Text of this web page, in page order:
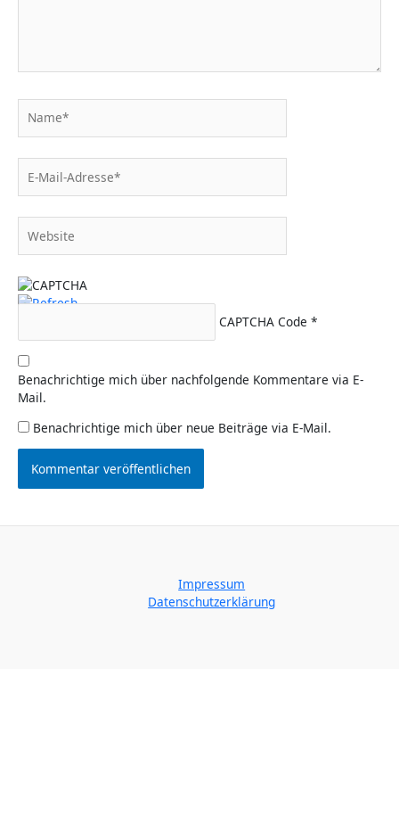
Mail-
Adresse*
CAPTCHA Code *
Benachrichtige mich über nachfolgende Kommentare via E-
Mail.
Benachrichtige mich über neue Beiträge via E-Mail.
Impressum
Datenschutzerklärung